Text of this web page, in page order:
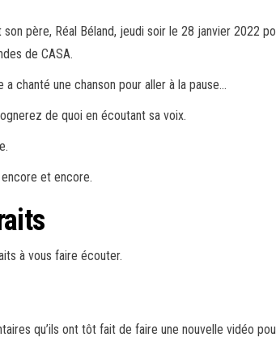
père, Réal Béland, jeudi soir le 28 janvier 2022
de CASA.
a chanté une chanson pour aller à la pause…
de quoi en écoutant sa voix.
et encore.
à vous faire écouter.
qu’ils ont tôt fait de faire une nouvelle vidéo